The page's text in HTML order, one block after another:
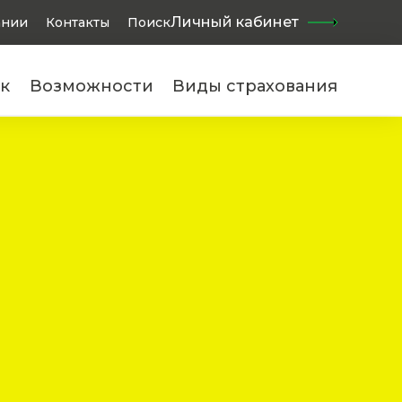
Контакты Поиск Найти
Личный кабинет
Возможности Виды страхования